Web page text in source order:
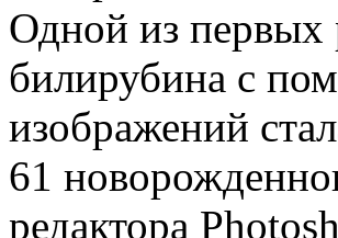
Одной из первых
билирубина с
изображений
61
редактора